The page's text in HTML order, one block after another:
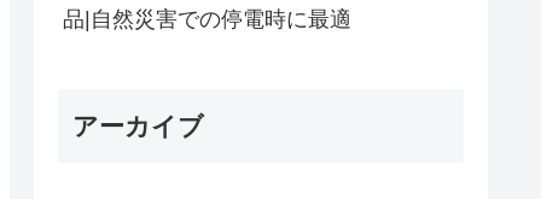
品|自然災害での停電時に最適
アーカイブ